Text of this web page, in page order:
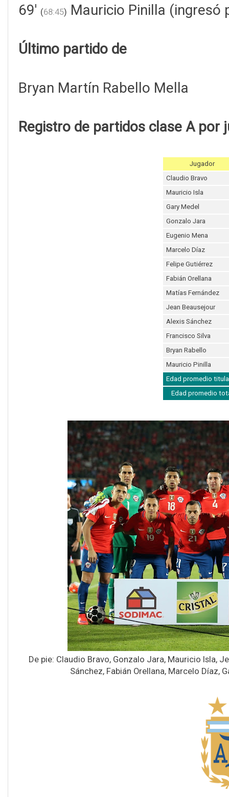
69' (68:45) Mauricio Pinilla (ingresó
Último partido de
Bryan Martín Rabello Mella
Registro de partidos clase A por
Jugador
Claudio Bravo
Mauricio Isla
Gary Medel
Gonzalo Jara
Eugenio Mena
Marcelo Díaz
Felipe Gutiérrez
Fabián Orellana
Matías Fernández
Jean Beausejour
Alexis Sánchez
Francisco Silva
Bryan Rabello
Mauricio Pinilla
Edad promedio
Edad promedio
De pie: Claudio Bravo, Gonzalo Jara, Mauricio Isla,
Sánchez, Fabián Orellana, Marcelo Díaz,